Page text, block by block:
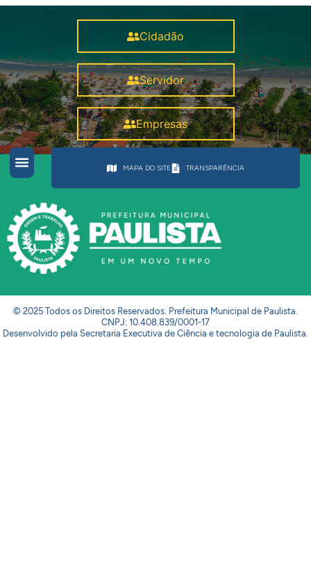
Cidadão
Servidor
Empresas
MAPA DO SITE TRANSPARÊNCIA
© 2025 Todos os Direitos Reservados. Prefeitura Municipal de Paulista.
CNPJ: 10.408.839/0001-17
Desenvolvido pela Secretaria Executiva de Ciência e tecnologia de Paulista.